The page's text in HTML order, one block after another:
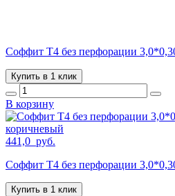
Соффит T4 без перфорации
Купить в 1 клик
В корзину
441,0 руб.
Соффит T4 без перфорации
Купить в 1 клик